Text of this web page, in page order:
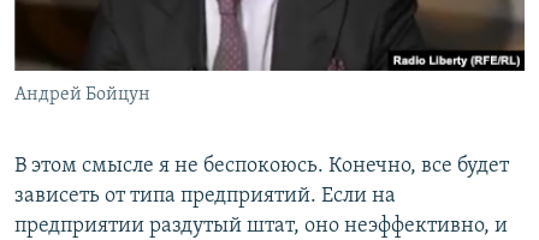
Андрей Бойцун
В этом смысле я не беспокоюсь. Конечно, все будет
зависеть от типа предприятий. Если на
предприятии раздутый штат, оно неэффективно, и